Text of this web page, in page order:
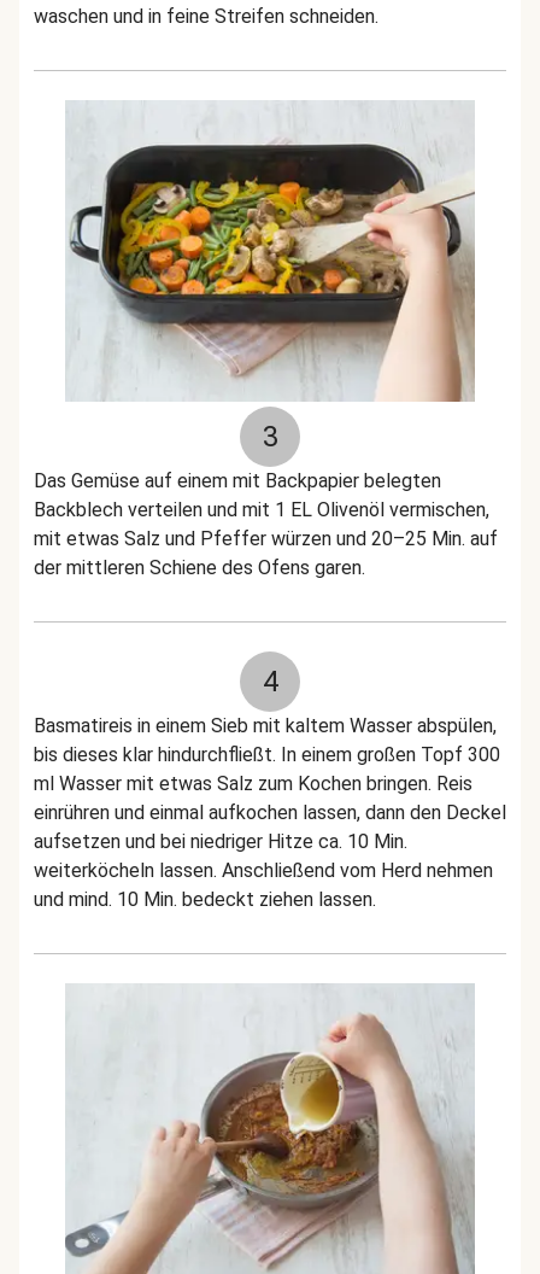
waschen und in feine Streifen schneiden.
3
Das Gemüse auf einem mit Backpapier belegten
Backblech verteilen und mit 1 EL Olivenöl vermischen,
mit etwas Salz und Pfeffer würzen und 20–25 Min. auf
der mittleren Schiene des Ofens garen.
4
Basmatireis in einem Sieb mit kaltem Wasser abspülen,
bis dieses klar hindurchfließt. In einem großen Topf 300
ml Wasser mit etwas Salz zum Kochen bringen. Reis
einrühren und einmal aufkochen lassen, dann den Deckel
aufsetzen und bei niedriger Hitze ca. 10 Min.
weiterköcheln lassen. Anschließend vom Herd nehmen
und mind. 10 Min. bedeckt ziehen lassen.